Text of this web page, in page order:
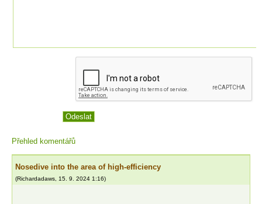
Přehled komentářů
Nosedive into the area of high-efficiency
(Richardadaws 15. 9. 2024 1:16)